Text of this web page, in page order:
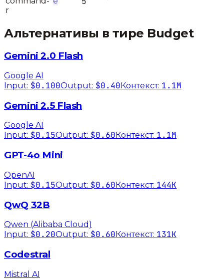
r
Альтернативы в тире Budget
Gemini 2.0 Flash
Google AI
Input: $0.100Output: $0.40Контекст: 1.1M
Gemini 2.5 Flash
Google AI
Input: $0.15Output: $0.60 Контекст: 1.1M
GPT-4o Mini
OpenAI
Input: $0.15Output: $0.60Контекст: 144K
QwQ 32B
Qwen (Alibaba Cloud)
Input: $0.20Output: $0.60 Контекст: 131K
Codestral
Mistral AI